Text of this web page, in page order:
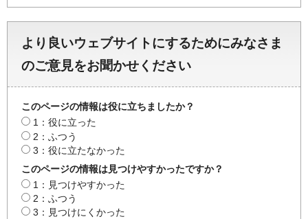
より良いウェブサイトにするためにみなさま
のご意見をお聞かせください
このページの情報は役に立ちましたか？
1：役に立った
2：ふつう
3：役に立たなかった
このページの情報は見つけやすかったですか？
1：見つけやすかった
2：ふつう
3：見つけにくかった